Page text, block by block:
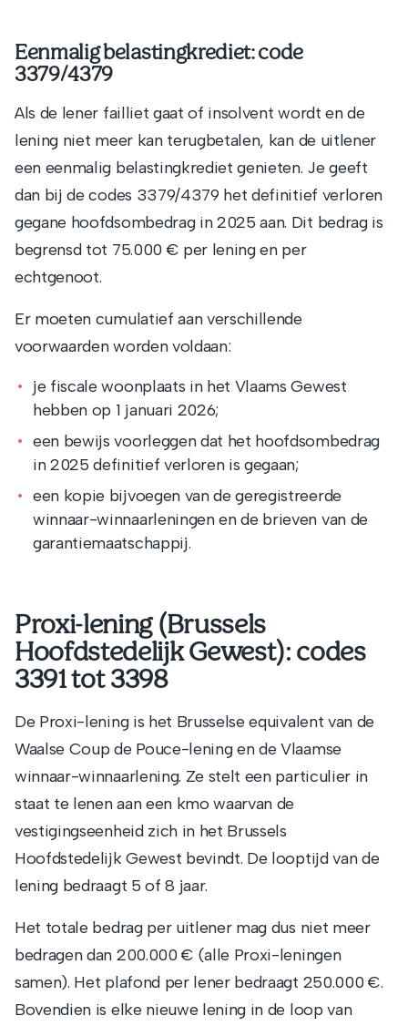
Eenmalig belastingkrediet: code
3379/4379
Als de lener failliet gaat of insolvent wordt en de
lening niet meer kan terugbetalen, kan de uitlener
een eenmalig belastingkrediet genieten. Je geeft
dan bij de codes 3379/4379 het definitief verloren
gegane hoofdsombedrag in 2025 aan. Dit bedrag is
begrensd tot 75.000 € per lening en per
echtgenoot.
Er moeten cumulatief aan verschillende
voorwaarden worden voldaan:
je fiscale woonplaats in het Vlaams Gewest
hebben op 1 januari 2026;
een bewijs voorleggen dat het hoofdsombedrag
in 2025 definitief verloren is gegaan;
een kopie bijvoegen van de geregistreerde
winnaar-winnaarleningen en de brieven van de
garantiemaatschappij.
Proxi-lening (Brussels
Hoofdstedelijk Gewest): codes
3391 tot 3398
De Proxi-lening is het Brusselse equivalent van de
Waalse Coup de Pouce-lening en de Vlaamse
winnaar-winnaarlening. Ze stelt een particulier in
staat te lenen aan een kmo waarvan de
vestigingseenheid zich in het Brussels
Hoofdstedelijk Gewest bevindt. De looptijd van de
lening bedraagt 5 of 8 jaar.
Het totale bedrag per uitlener mag dus niet meer
bedragen dan 200.000 € (alle Proxi-leningen
samen). Het plafond per lener bedraagt 250.000 €.
Bovendien is elke nieuwe lening in de loop van